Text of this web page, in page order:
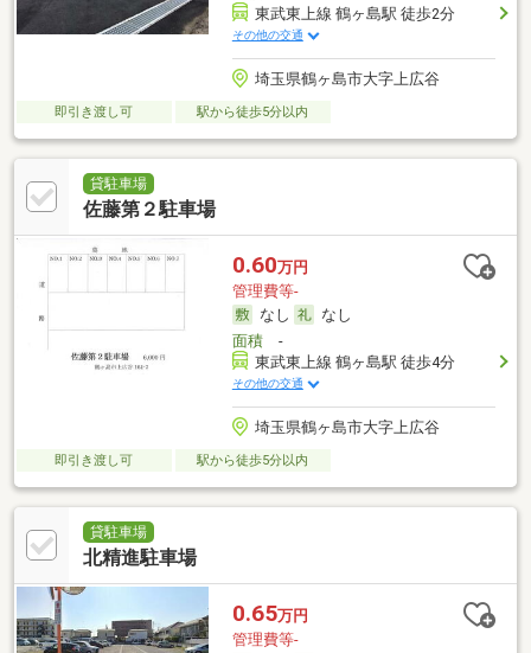
東武東上線 鶴ヶ島駅 徒歩2分
その他の交通
埼玉県鶴ヶ島市大字上広谷
即引き渡し可 駅から徒歩5分以内
貸駐車場
佐藤第２駐車場
0.60万円
管理費等-
なし
なし
面積-
東武東上線 鶴ヶ島駅 徒歩4分
その他の交通
埼玉県鶴ヶ島市大字上広谷
即引き渡し可 駅から徒歩5分以内
貸駐車場
北精進駐車場
0.65万円
管理費等-